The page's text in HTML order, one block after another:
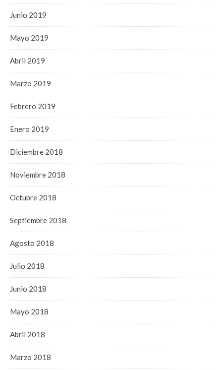
Junio 2019
Mayo 2019
Abril 2019
Marzo 2019
Febrero 2019
Enero 2019
Diciembre 2018
Noviembre 2018
Octubre 2018
Septiembre 2018
Agosto 2018
Julio 2018
Junio 2018
Mayo 2018
Abril 2018
Marzo 2018